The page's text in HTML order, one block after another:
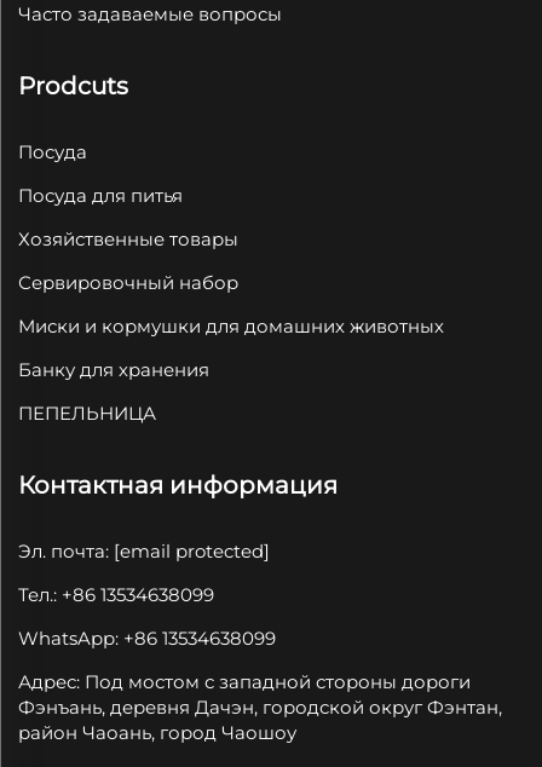
Часто задаваемые вопросы
Prodcuts
Посуда
Посуда для питья
Хозяйственные товары
Сервировочный набор
Миски и кормушки для домашних животных
Банку для хранения
ПЕПЕЛЬНИЦА
Контактная информация
Эл. почта: [email protected]
Тел.: +86 13534638099
WhatsApp: +86 13534638099
Адрес: Под мостом с западной стороны дороги
Фэнъань, деревня Дачэн, городской округ Фэнтан,
район Чаоань, город Чаошоу